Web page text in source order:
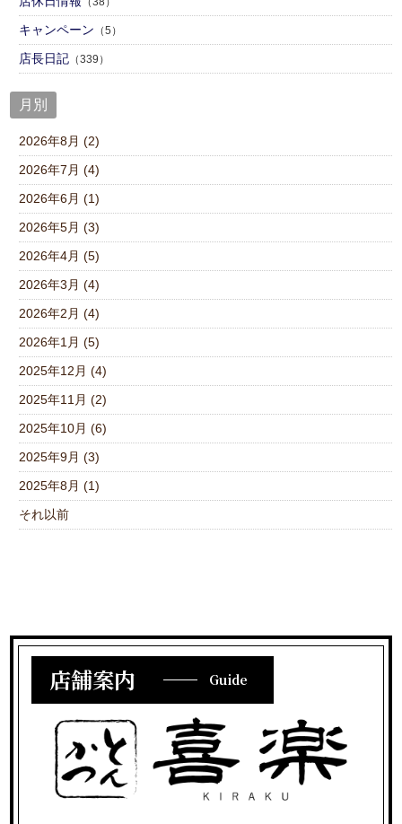
キャンペーン （5）
店⾧日記 （339）
月別
2026年8月 (2)
2026年7月 (4)
2026年6月 (1)
2026年5月 (3)
2026年4月 (5)
2026年3月 (4)
2026年2月 (4)
2026年1月 (5)
2025年12月 (4)
2025年11月 (2)
2025年10月 (6)
2025年9月 (3)
2025年8月 (1)
それ以前
店舗案内 Guide